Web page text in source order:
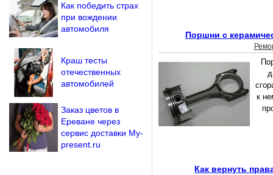
Поршни с
к
Как вернуть
Как победить страх
при вождении
автомобиля
Краш тесты
отечественных
автомобилей
Заказ цветов в
Ереване через
сервис доставки My-
present.ru